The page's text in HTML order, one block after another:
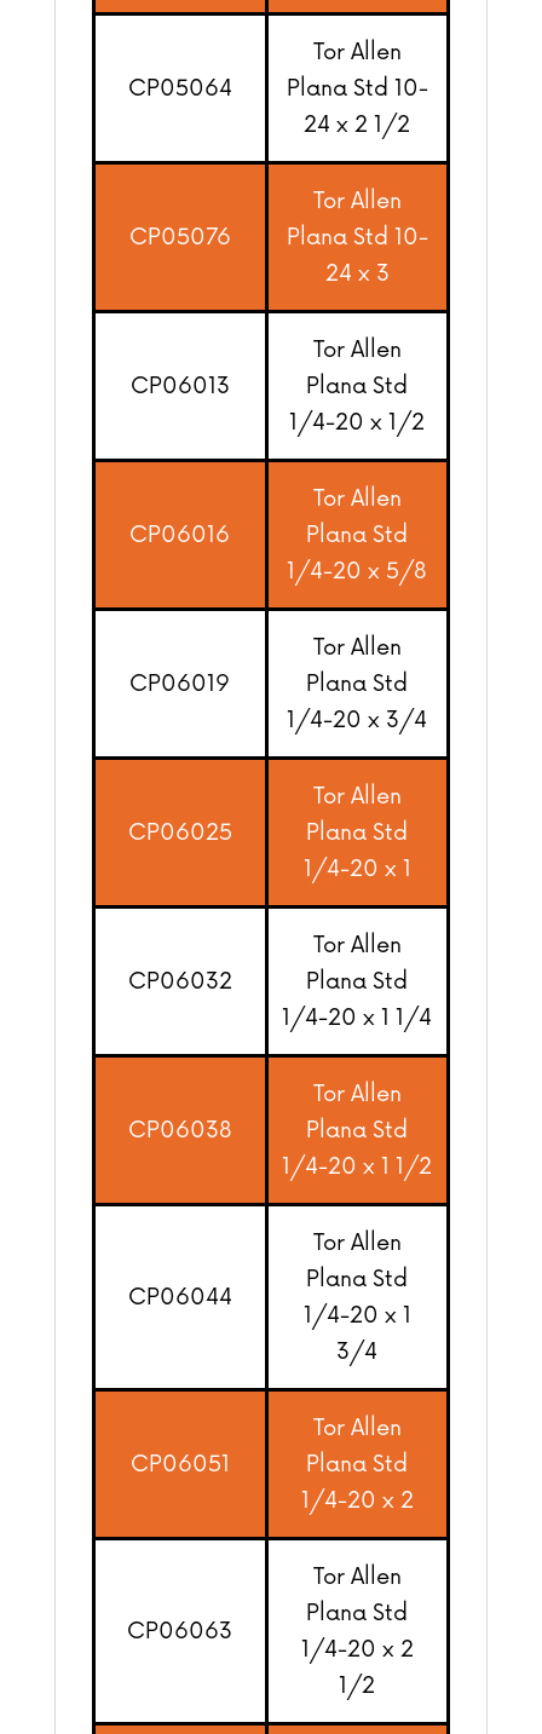
CP05064
Tor Allen
Plana Std 10-
24 x 2 1/2
CP05076
Tor Allen
Plana Std 10-
24 x 3
CP06013
Tor Allen
Plana Std
1/4-20 x 1/2
CP06016
Tor Allen
Plana Std
1/4-20 x 5/8
CP06019
Tor Allen
Plana Std
1/4-20 x 3/4
CP06025
Tor Allen
Plana Std
1/4-20 x 1
CP06032
Tor Allen
Plana Std
1/4-20 x 1 1/4
CP06038
Tor Allen
Plana Std
1/4-20 x 1 1/2
CP06044
Tor Allen
Plana Std
1/4-20 x 1
3/4
CP06051
Tor Allen
Plana Std
1/4-20 x 2
CP06063
Tor Allen
Plana Std
1/4-20 x 2
1/2